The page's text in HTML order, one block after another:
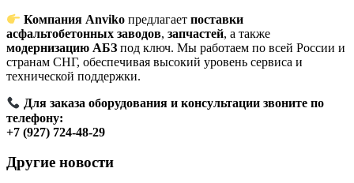
Компания Anviko предлагаетпоставки
асфальтобетонных заводов, запчастей, а также
модернизацию АБЗ под ключ. Мы работаем по всей России и
странам СНГ, обеспечивая высокий уровень сервиса и
технической поддержки.
Для заказа оборудования и консультации звоните по
телефону:
+7 (927) 724-48-29
Другие новости